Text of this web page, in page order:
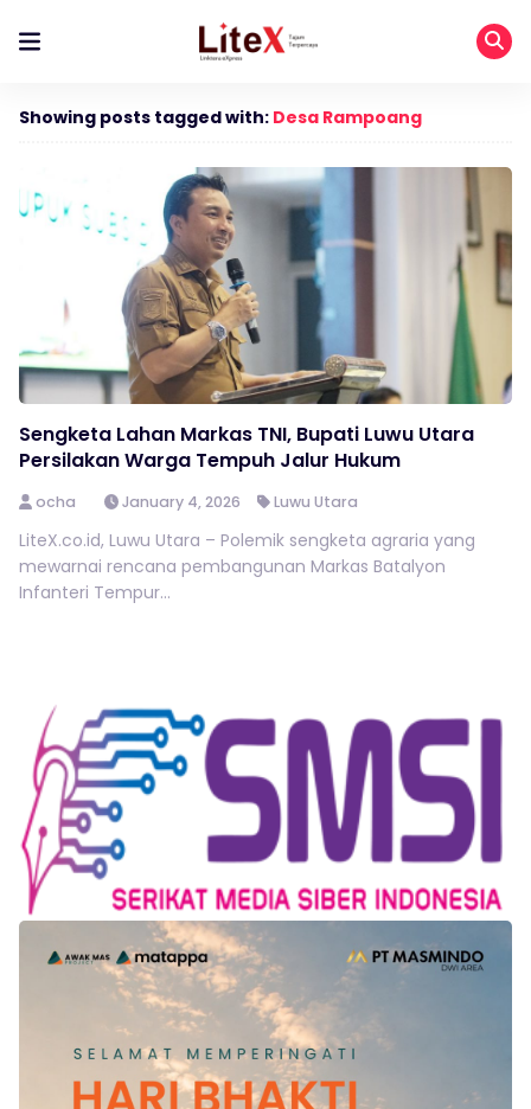
Showing posts tagged with: Desa Rampoang
Sengketa Lahan Markas TNI, Bupati Luwu Utara
Persilakan Warga Tempuh Jalur Hukum
ocha January 4, 2026 Luwu Utara
LiteX.co.id, Luwu Utara – Polemik sengketa agraria yang
mewarnai rencana pembangunan Markas Batalyon
Infanteri Tempur...